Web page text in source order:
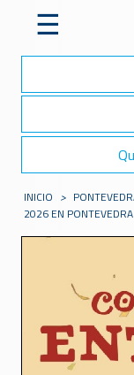
☰
INICIO >
2026 EN PONTEVEDRA